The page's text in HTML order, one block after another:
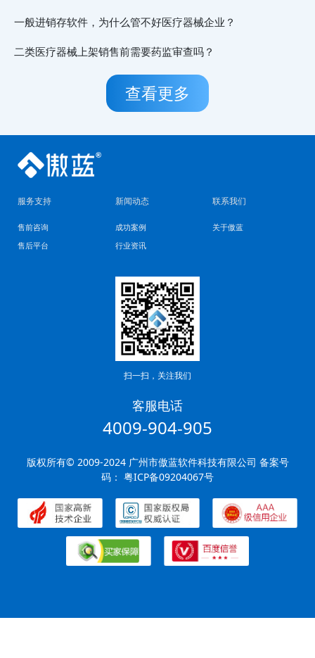
一般进销存软件，为什么管不好医疗器械企业？
二类医疗器械上架销售前需要药监审查吗？
查看更多
服务支持
售前咨询
售后平台
新闻动态
成功案例
行业资讯
联系我们
关于傲蓝
扫一扫，关注我们
客服电话
4009-904-905
版权所有© 2009-2024 广州市傲蓝软件科技有限公司 备案号
码： 粤ICP备09204067号